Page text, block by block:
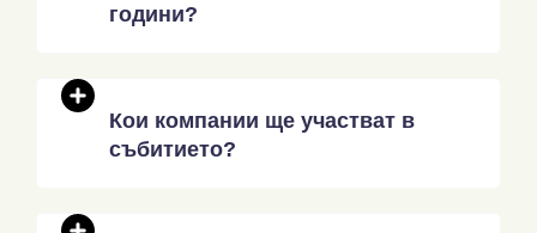
години?
Кои компании ще участват в
събитието?